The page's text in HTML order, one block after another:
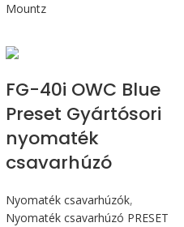
Mountz
FG-40i OWC Blue
Preset Gyártósori
nyomaték
csavarhúzó
Nyomaték csavarhúzók,
Nyomaték csavarhúzó PRESET